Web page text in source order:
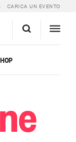
CARICA UN EVENTO